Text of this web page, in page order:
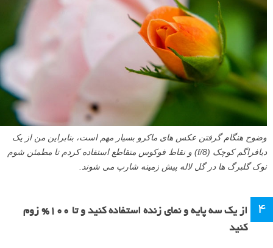
وضوح هنگام گرفتن عکس های ماکرو بسیار مهم است، بنابراین من از یک
دیافراگم کوچک (f/8) و نقاط فوکوس متقاطع استفاده کردم تا مطمئن شوم
نوک گلبرگ ها در گل لاله پیش زمینه شارپ می شوند.
۴
از یک سه پایه و نمای زنده استفاده کنید و تا ۱۰۰% زوم
کنید